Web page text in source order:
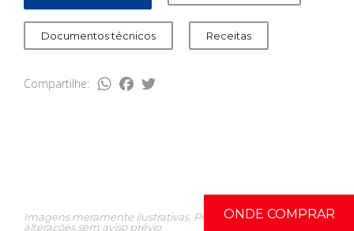
ONDE COMPRAR
Documentos técnicos Receitas
Compartilhe: WhatsApp
Facebook
Imagens meramente ilustrativas. Produtos sujeitos a
alterações sem aviso prévio.